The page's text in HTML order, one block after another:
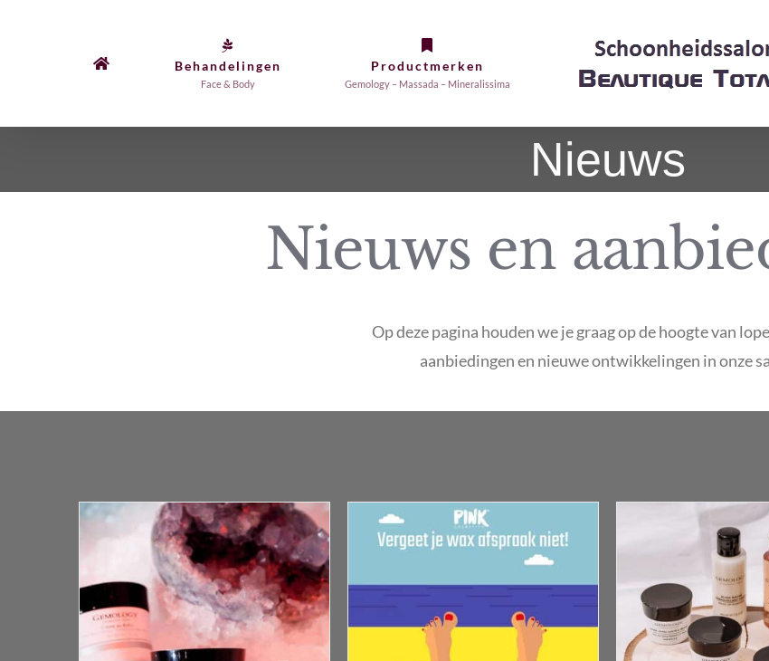
Behandelingen
Face & Body
Productmerken
Gemology – Massada – Mineralissima
Nieuws
Nieuws en
Op deze pagina houden we je graag op de hoogte van
aanbiedingen en nieuwe ontwikkelingen in onze